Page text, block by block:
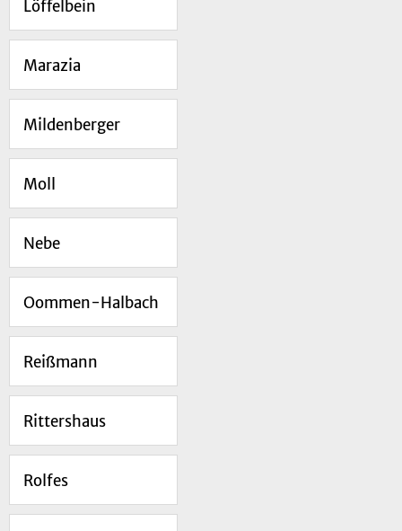
Löffelbein
Marazia
Mildenberger
Moll
Nebe
Oommen-Halbach
Reißmann
Rittershaus
Rolfes